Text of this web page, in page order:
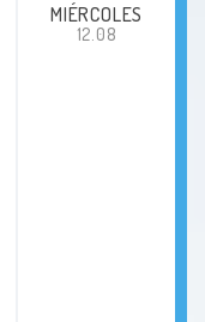
MIÉRCOLES
12.08